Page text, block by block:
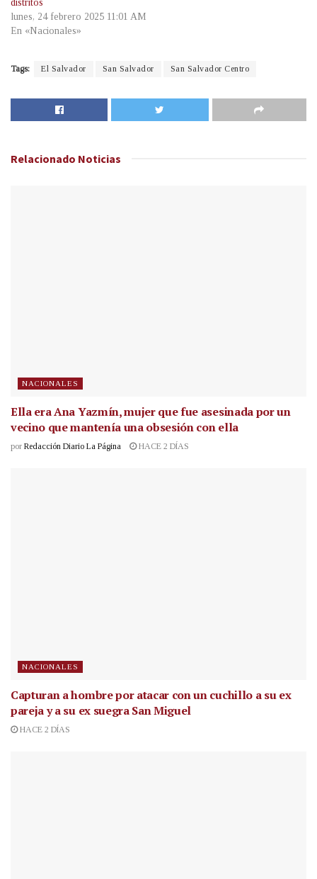
distritos
lunes, 24 febrero 2025 11:01 AM
En «Nacionales»
Tags: El Salvador San Salvador San Salvador Centro
Relacionado Noticias
NACIONALES
Ella era Ana Yazmín, mujer que fue asesinada por un
vecino que mantenía una obsesión con ella
por Redacción Diario La Página HACE 2 DÍAS
NACIONALES
Capturan a hombre por atacar con un cuchillo a su ex
pareja y a su ex suegra San Miguel
HACE 2 DÍAS